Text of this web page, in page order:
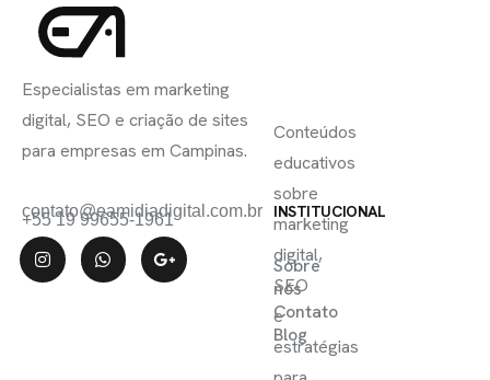
Especialistas em marketing
digital, SEO e criação de sites
para empresas em Campinas.
contato@eamidiadigital.com.br
+55 19 99655-1961 INSTITUCIONAL
Sobre
nós
Contato
Blog
Conteúdos
educativos
sobre
marketing
digital,
SEO
e
estratégias